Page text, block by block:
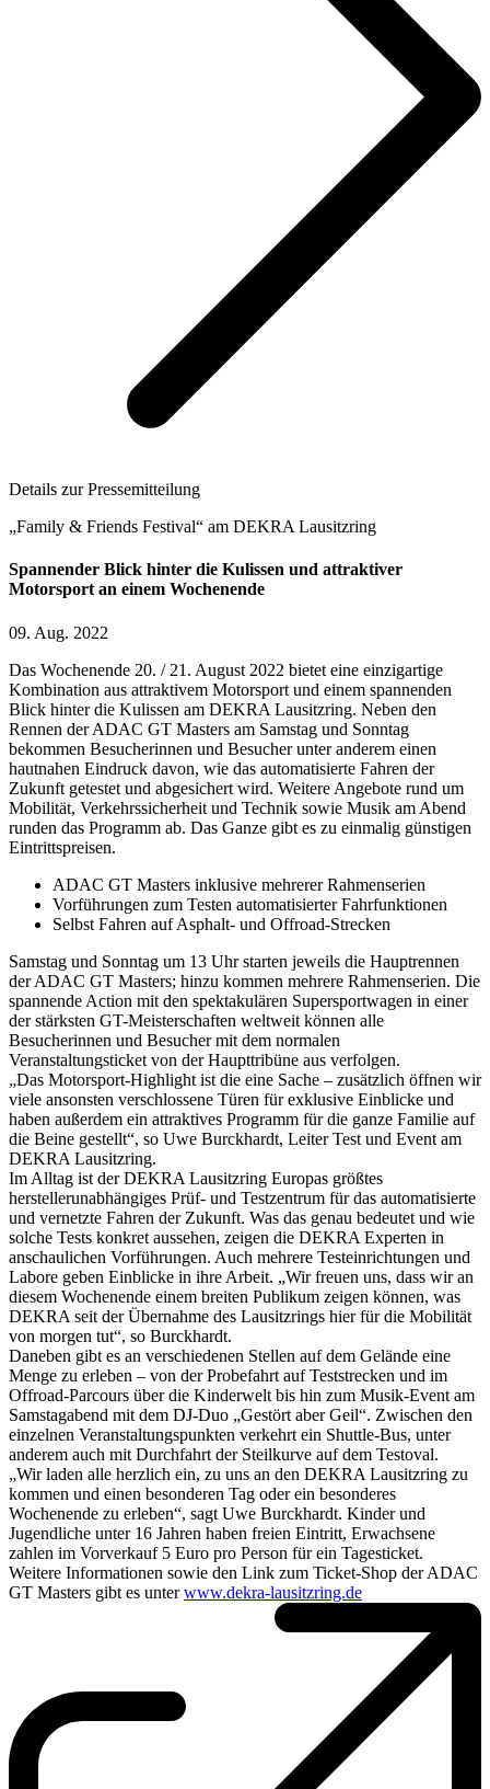
Details zur Pressemitteilung
„Family & Friends Festival“ am DEKRA Lausitzring
Spannender Blick hinter die Kulissen und attraktiver
Motorsport an einem Wochenende
09. Aug. 2022
Das Wochenende 20. / 21. August 2022 bietet eine einzigartige
Kombination aus attraktivem Motorsport und einem spannenden
Blick hinter die Kulissen am DEKRA Lausitzring. Neben den
Rennen der ADAC GT Masters am Samstag und Sonntag
bekommen Besucherinnen und Besucher unter anderem einen
hautnahen Eindruck davon, wie das automatisierte Fahren der
Zukunft getestet und abgesichert wird. Weitere Angebote rund um
Mobilität, Verkehrssicherheit und Technik sowie Musik am Abend
runden das Programm ab. Das Ganze gibt es zu einmalig günstigen
Eintrittspreisen.
ADAC GT Masters inklusive mehrerer Rahmenserien
Vorführungen zum Testen automatisierter Fahrfunktionen
Selbst Fahren auf Asphalt- und Offroad-Strecken
Samstag und Sonntag um 13 Uhr starten jeweils die Hauptrennen
der ADAC GT Masters; hinzu kommen mehrere Rahmenserien. Die
spannende Action mit den spektakulären Supersportwagen in einer
der stärksten GT-Meisterschaften weltweit können alle
Besucherinnen und Besucher mit dem normalen
Veranstaltungsticket von der Haupttribüne aus verfolgen.
„Das Motorsport-Highlight ist die eine Sache – zusätzlich öffnen wir
viele ansonsten verschlossene Türen für exklusive Einblicke und
haben außerdem ein attraktives Programm für die ganze Familie auf
die Beine gestellt“, so Uwe Burckhardt, Leiter Test und Event am
DEKRA Lausitzring.
Im Alltag ist der DEKRA Lausitzring Europas größtes
herstellerunabhängiges Prüf- und Testzentrum für das automatisierte
und vernetzte Fahren der Zukunft. Was das genau bedeutet und wie
solche Tests konkret aussehen, zeigen die DEKRA Experten in
anschaulichen Vorführungen. Auch mehrere Testeinrichtungen und
Labore geben Einblicke in ihre Arbeit. „Wir freuen uns, dass wir an
diesem Wochenende einem breiten Publikum zeigen können, was
DEKRA seit der Übernahme des Lausitzrings hier für die Mobilität
von morgen tut“, so Burckhardt.
Daneben gibt es an verschiedenen Stellen auf dem Gelände eine
Menge zu erleben – von der Probefahrt auf Teststrecken und im
Offroad-Parcours über die Kinderwelt bis hin zum Musik-Event am
Samstagabend mit dem DJ-Duo „Gestört aber Geil“. Zwischen den
einzelnen Veranstaltungspunkten verkehrt ein Shuttle-Bus, unter
anderem auch mit Durchfahrt der Steilkurve auf dem Testoval.
„Wir laden alle herzlich ein, zu uns an den DEKRA Lausitzring zu
kommen und einen besonderen Tag oder ein besonderes
Wochenende zu erleben“, sagt Uwe Burckhardt. Kinder und
Jugendliche unter 16 Jahren haben freien Eintritt, Erwachsene
zahlen im Vorverkauf 5 Euro pro Person für ein Tagesticket.
Weitere Informationen sowie den Link zum Ticket-Shop der ADAC
GT Masters gibt es unterwww.dekra-lausitzring.de